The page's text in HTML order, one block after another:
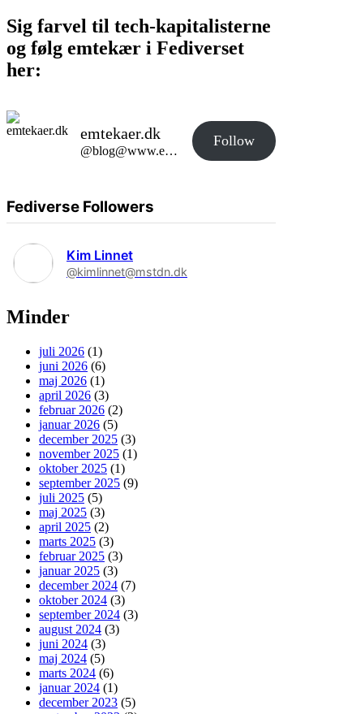
Sig farvel til tech-kapitalisterne
og følg emtekær i Fediverset
her:
emtekaer.dk
@blog@www.emtekaer.dk
Follow
Fediverse Followers
Kim Linnet
@kimlinnet@mstdn.dk
Minder
juli 2026 (1)
juni 2026 (6)
maj 2026 (1)
april 2026 (3)
februar 2026 (2)
januar 2026 (5)
december 2025 (3)
november 2025 (1)
oktober 2025 (1)
september 2025 (9)
juli 2025 (5)
maj 2025 (3)
april 2025 (2)
marts 2025 (3)
februar 2025 (3)
januar 2025 (3)
december 2024 (7)
oktober 2024 (3)
september 2024 (3)
august 2024 (3)
juni 2024 (3)
maj 2024 (5)
marts 2024 (6)
januar 2024 (1)
december 2023 (5)